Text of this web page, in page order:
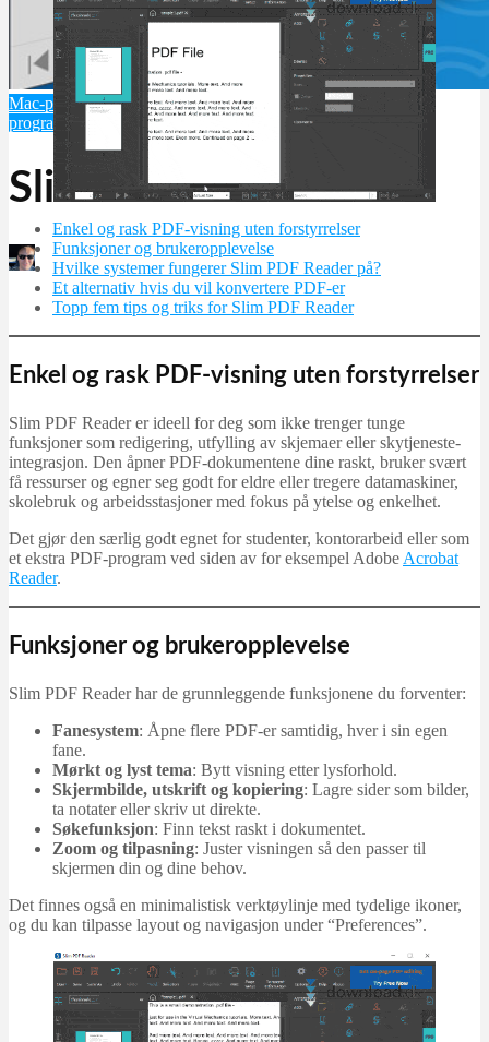
Mac-programvare MultimedieprogrammerPDF-
programvare
Programvare
Slim PDF Reader
Martin Jørgensen
november 3, 2025
Enkel og rask PDF-visning uten forstyrrelser
Funksjoner og brukeropplevelse
Hvilke systemer fungerer Slim PDF Reader på?
Et alternativ hvis du vil konvertere PDF-er
Topp fem tips og triks for Slim PDF Reader
Enkel og rask PDF-visning uten forstyrrelser
Slim PDF Reader er ideell for deg som ikke trenger tunge
funksjoner som redigering, utfylling av skjemaer eller skytjeneste-
integrasjon. Den åpner PDF-dokumentene dine raskt, bruker svært
få ressurser og egner seg godt for eldre eller tregere datamaskiner,
skolebruk og arbeidsstasjoner med fokus på ytelse og enkelhet.
Det gjør den særlig godt egnet for studenter, kontorarbeid eller som
et ekstra PDF-program ved siden av for eksempel Adobe Acrobat
Reader.
Funksjoner og brukeropplevelse
Slim PDF Reader har de grunnleggende funksjonene du forventer:
Fanesystem: Åpne flere PDF-er samtidig, hver i sin egen
fane.
Mørkt og lyst tema: Bytt visning etter lysforhold.
Skjermbilde, utskrift og kopiering: Lagre sider som bilder,
ta notater eller skriv ut direkte.
Søkefunksjon: Finn tekst raskt i dokumentet.
Zoom og tilpasning: Juster visningen så den passer til
skjermen din og dine behov.
Det finnes også en minimalistisk verktøylinje med tydelige ikoner,
og du kan tilpasse layout og navigasjon under “Preferences”.